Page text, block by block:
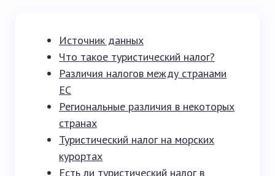
Источник данных
Что такое туристический налог?
Различия налогов между странами
ЕС
Региональные различия в некоторых
странах
Туристический налог на морских
курортах
Есть ли туристический налог в